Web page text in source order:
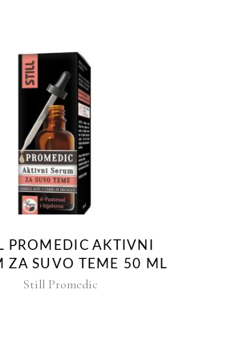
PROMEDIC AKTIVNI
ZA SUVO TEME 50 ML
Still Promedic